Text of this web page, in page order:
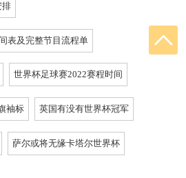
排
表及完整节目流程单
世界杯足球赛2022赛程时间
袖标 英国有没有世界杯冠军
萨尔或将无缘卡塔尔世界杯